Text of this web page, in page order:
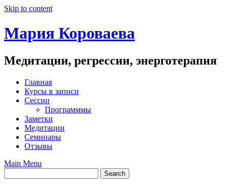
Skip to content
Мария Короваева
Медитации, регрессии, энерготерапия
Главная
Курсы в записи
Сессии
Программмы
Заметки
Медитации
Семинары
Отзывы
Main Menu